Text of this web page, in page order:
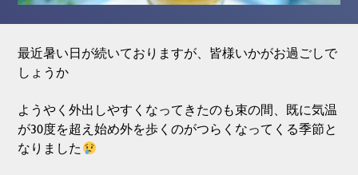
最近暑い日が続いておりますが、皆様いかがお過ごしで
しょうか
ようやく外出しやすくなってきたのも束の間、既に気温
が30度を超え始め外を歩くのがつらくなってくる季節と
なりました